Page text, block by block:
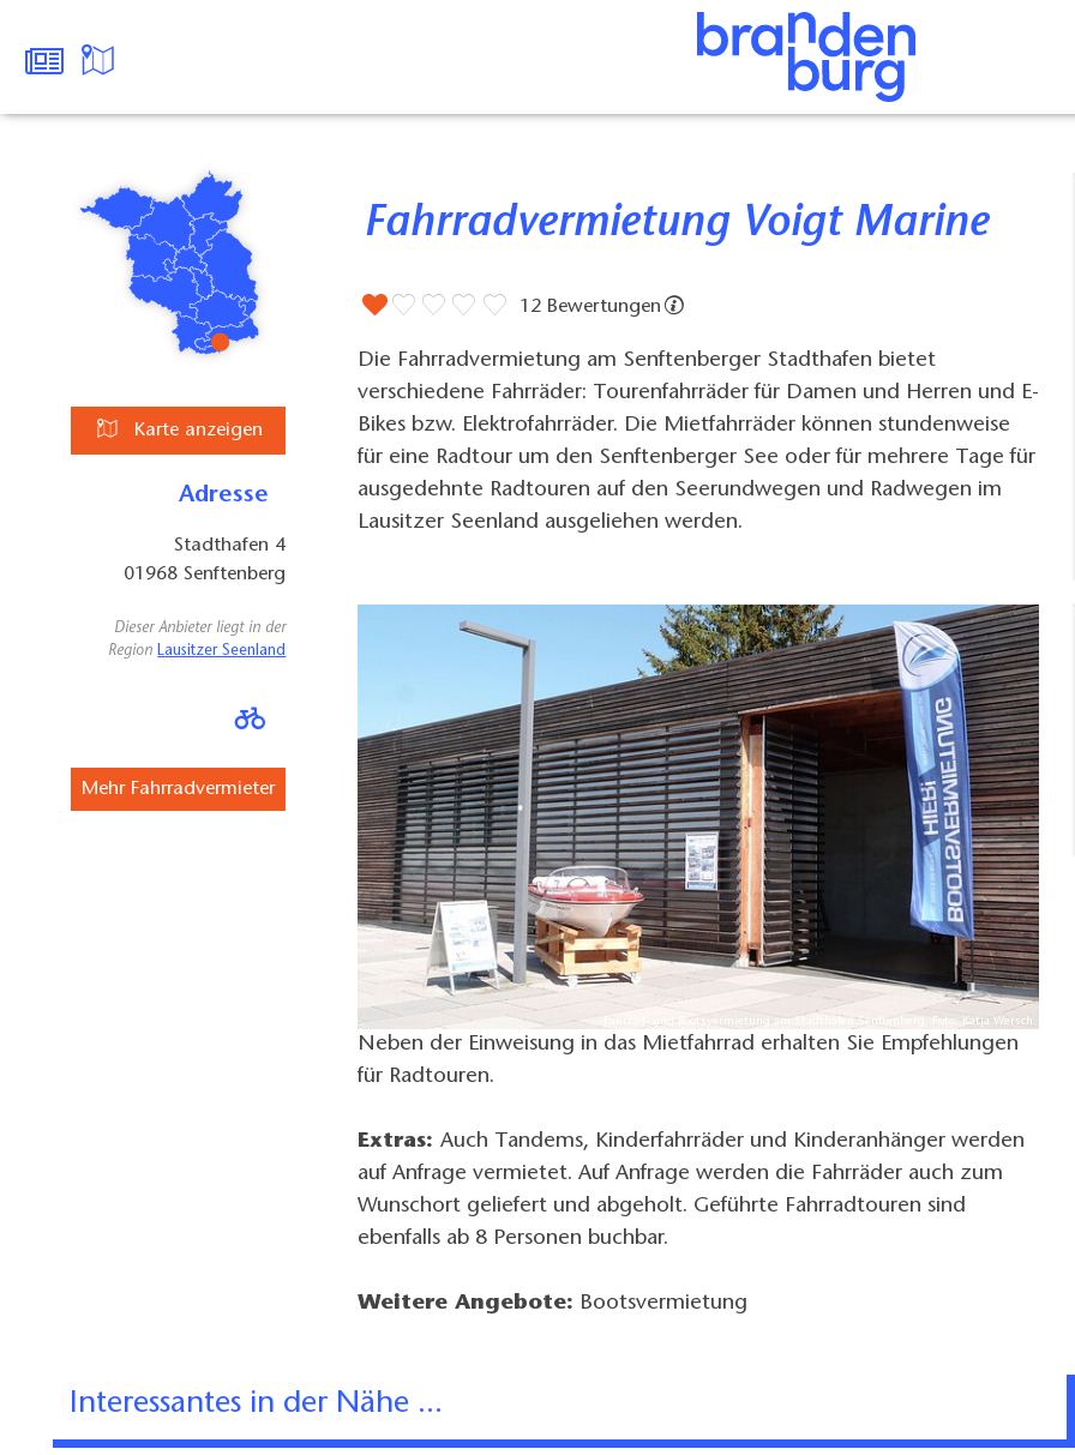
Karte anzeigen
Adresse
Stadthafen 4
01968 Senftenberg
Dieser Anbieter liegt in der
Region Lausitzer Seenland
Mehr Fahrradvermieter
Fahrradvermietung Voigt Marine
12 Bewertungen
Die Fahrradvermietung am Senftenberger Stadthafen bietet
verschiedene Fahrräder: Tourenfahrräder für Damen und Herren und E-
Bikes bzw. Elektrofahrräder. Die Mietfahrräder können stundenweise
für eine Radtour um den Senftenberger See oder für mehrere Tage für
ausgedehnte Radtouren auf den Seerundwegen und Radwegen im
Lausitzer Seenland ausgeliehen werden.
Fahrrad- und Bootsvermietung am Stadthafen Senftenberg, Foto: Katja Wersch
Neben der Einweisung in das Mietfahrrad erhalten Sie Empfehlungen
für Radtouren.
Extras:Auch Tandems, Kinderfahrräder und Kinderanhänger werden
auf Anfrage vermietet. Auf Anfrage werden die Fahrräder auch zum
Wunschort geliefert und abgeholt. Geführte Fahrradtouren sind
ebenfalls ab 8 Personen buchbar.
Weitere Angebote: Bootsvermietung
Interessantes in der Nähe ...